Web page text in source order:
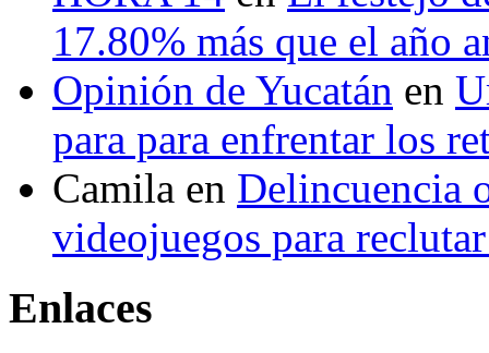
17.80% más que el año
Opinión de Yucatán en
para para enfrentar los
Camila en Delincuencia
videojuegos para
Enlaces